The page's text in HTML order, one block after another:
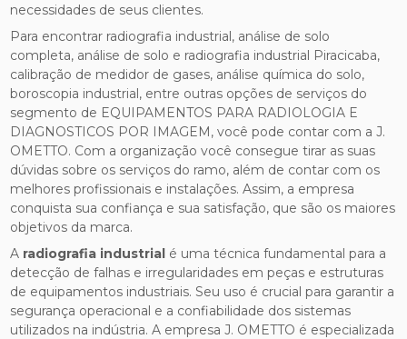
necessidades de seus clientes.
Para encontrar radiografia industrial, análise de solo
completa, análise de solo e radiografia industrial Piracicaba,
calibração de medidor de gases, análise química do solo,
boroscopia industrial, entre outras opções de serviços do
segmento de EQUIPAMENTOS PARA RADIOLOGIA E
DIAGNOSTICOS POR IMAGEM, você pode contar com a J.
OMETTO. Com a organização você consegue tirar as suas
dúvidas sobre os serviços do ramo, além de contar com os
melhores profissionais e instalações. Assim, a empresa
conquista sua confiança e sua satisfação, que são os maiores
objetivos da marca.
A radiografia industrial é uma técnica fundamental para a
detecção de falhas e irregularidades em peças e estruturas
de equipamentos industriais. Seu uso é crucial para garantir a
segurança operacional e a confiabilidade dos sistemas
utilizados na indústria. A empresa J. OMETTO é especializada